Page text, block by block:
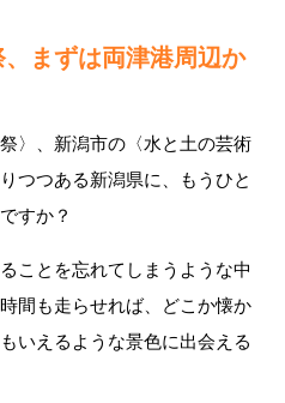
まずは両津港周辺か
〉、新潟市の〈水と土の芸術
つつある新潟県に、もうひと
すか？
ことを忘れてしまうような中
間も走らせれば、どこか懐か
いえるような景色に出会える